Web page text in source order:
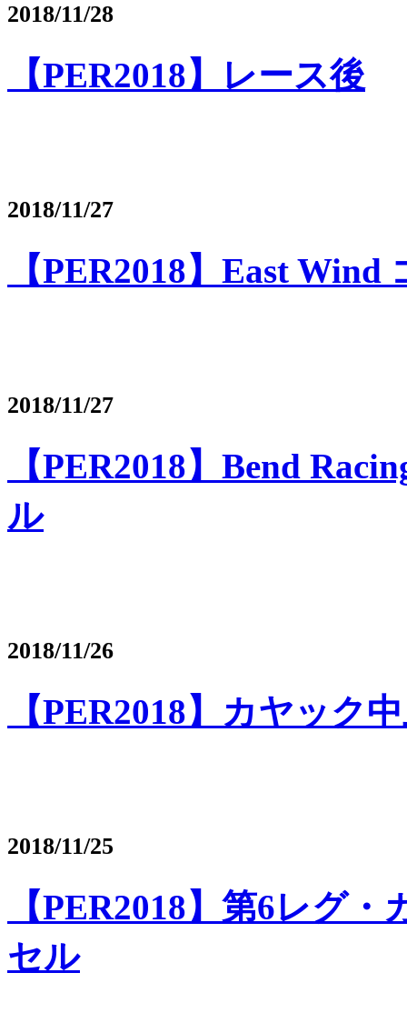
2018/11/28
【PER2018】レース後
2018/11/27
【PER2018】East Wind
2018/11/27
【PER2018】Bend
ル
2018/11/26
【PER2018】カヤック
2018/11/25
【PER2018】第6レグ
セル